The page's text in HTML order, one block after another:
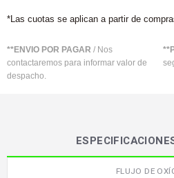
*Las cuotas se aplican a partir de
**ENVIO POR PAGAR / Nos
contactaremos para informar valor de
despacho.
FLUJO DE